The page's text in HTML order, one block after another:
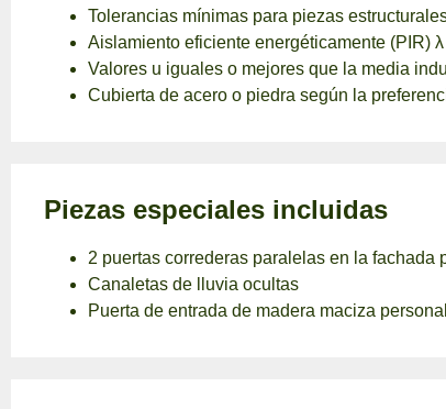
Tolerancias mínimas para piezas
Aislamiento eficiente energéticamente (PIR)
Valores u iguales o mejores que la media
Cubierta de acero o piedra según la
Piezas especiales incluidas
2 puertas correderas paralelas en la
Canaletas de lluvia ocultas
Puerta de entrada de madera maciza